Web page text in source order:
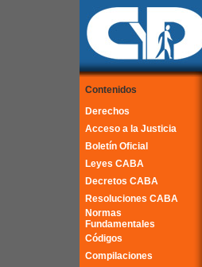
Contenidos
Derechos
Acceso a la Justicia
Boletín Oficial
Leyes CABA
Decretos CABA
Resoluciones CABA
Normas
Fundamentales
Códigos
Compilaciones